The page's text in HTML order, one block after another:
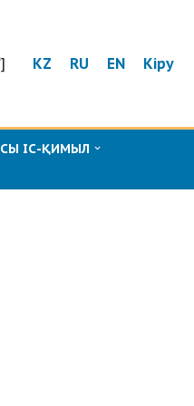
KZ RU EN Кіру
ІС-ҚИМЫЛ